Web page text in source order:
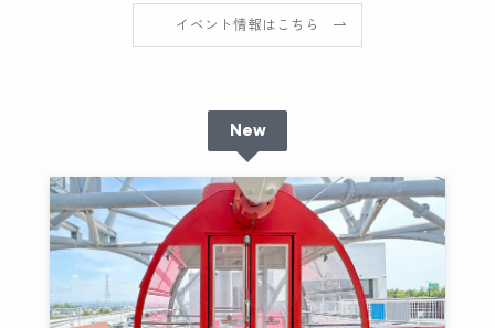
イベント情報はこちら
New